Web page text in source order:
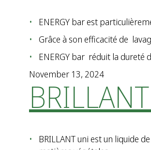
ENERGY bar est
Grâce à son efficacité de
ENERGY bar réduit la dureté
November 13, 2024
BRILLANT uni est un liquide